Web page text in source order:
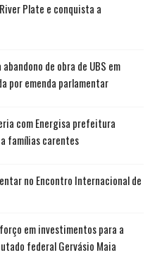
Plate e conquista a
de obra de UBS em
por emenda parlamentar
com Energisa prefeitura
famílias carentes
no Encontro Internacional de
em investimentos para a
federal Gervásio Maia